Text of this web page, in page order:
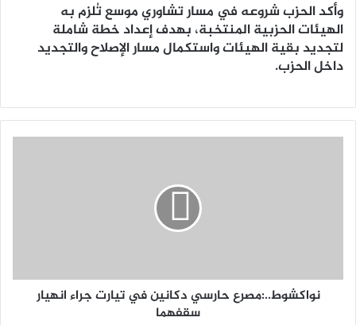
وأكد الحزب شروعه في مسار تشاوري موسع تُلزم به
الهيئات الحزبية المنتخبة، بهدف إعداد خطة شاملة
لتجديد بقية الهيئات واستكمال مسار الإصلاح والتجديد
داخل الحزب.
نواكشوط..:مصرع حارسي دكانين في تيارت جراء انهيار
سقفهما